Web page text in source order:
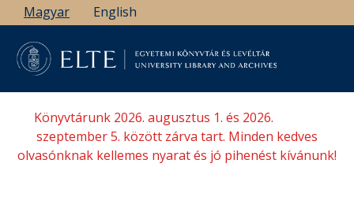
Ugrás
a
tartalomra
Magyar English
Könyvtárunk 2026. augusztus 1. és 2026.
szeptember 5. között zárva tart. Minden kedves
olvasónknak kellemes nyarat és jó pihenést kívánunk!